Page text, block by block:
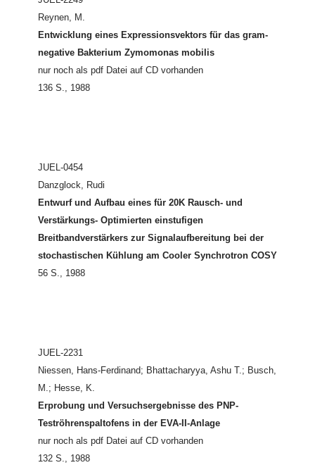
Reynen, M.
Entwicklung eines Expressionsvektors für das gram-
negative Bakterium Zymomonas mobilis
nur noch als pdf Datei auf CD vorhanden
136 S., 1988
JUEL-0454
Danzglock, Rudi
Entwurf und Aufbau eines für 20K Rausch- und
Verstärkungs- Optimierten einstufigen
Breitbandverstärkers zur Signalaufbereitung bei der
stochastischen Kühlung am Cooler Synchrotron COSY
56 S., 1988
JUEL-2231
Niessen, Hans-Ferdinand; Bhattacharyya, Ashu T.; Busch,
M.; Hesse, K.
Erprobung und Versuchsergebnisse des PNP-
Teströhrenspaltofens in der EVA-II-Anlage
nur noch als pdf Datei auf CD vorhanden
132 S., 1988